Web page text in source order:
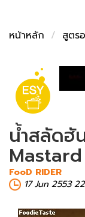
หน้าหลัก
สูตร
น้ำสลัดฮั
FooD RIDER
17 Jun 2553